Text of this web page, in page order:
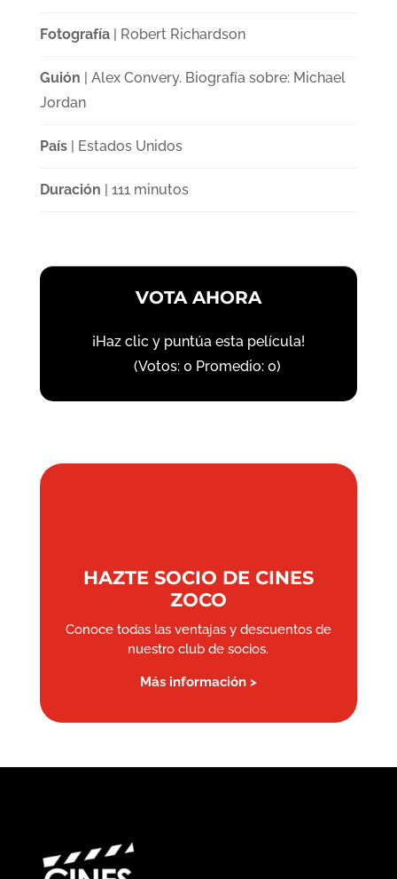
Fotografía| Robert Richardson
Guión | Alex Convery. Biografía sobre: Michael
Jordan
País| Estados Unidos
Duración | 111 minutos
VOTA AHORA
¡Haz clic y puntúa esta película!
(Votos: 0 Promedio: 0)
HAZTE SOCIO DE CINES
ZOCO
Conoce todas las ventajas y descuentos de
nuestro club de socios.
Más información >